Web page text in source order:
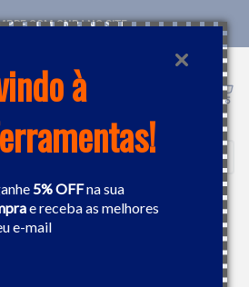
à
5% OFFna sua
e receba as melhores
e-mail
COM CNPJ NO SITE
KIT 04 PEDESTAIS EM PVC PRETO E AMARELO 90CM PLASTCOR 70010848
E AMARELO 90CM PLASTCOR